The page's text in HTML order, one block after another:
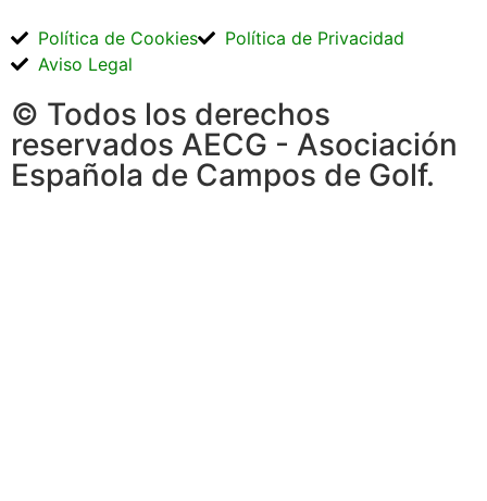
© Todos los derechos
reservados AECG - Asociación
Española de Campos de Golf.
Política de Cookies
Política de Privacidad
Aviso Legal